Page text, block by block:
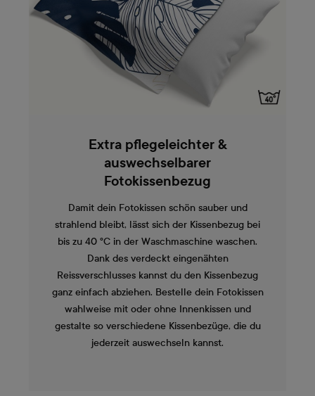
Extra pflegeleichter &
auswechselbarer
Fotokissenbezug
Damit dein Fotokissen schön sauber und
strahlend bleibt, lässt sich der Kissenbezug bei
bis zu 40 °C in der Waschmaschine waschen.
Dank des verdeckt eingenähten
Reissverschlusses kannst du den Kissenbezug
ganz einfach abziehen. Bestelle dein Fotokissen
wahlweise mit oder ohne Innenkissen und
gestalte so verschiedene Kissenbezüge, die du
jederzeit auswechseln kannst.